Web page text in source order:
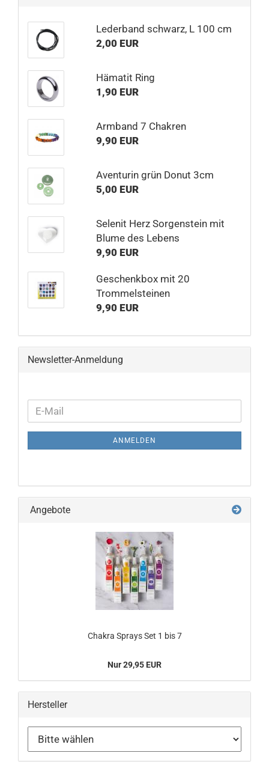
Lederband schwarz, L 100 cm
2,00 EUR
Hämatit Ring
1,90 EUR
Armband 7 Chakren
9,90 EUR
Aventurin grün Donut 3cm
5,00 EUR
Selenit Herz Sorgenstein mit
Blume des Lebens
9,90 EUR
Geschenkbox mit 20
Trommelsteinen
9,90 EUR
Newsletter-Anmeldung
WEITER
ZUR
NEWSLETTER-
ANMELDUNG
E-
ANMELDEN
Angebote
Chakra Sprays Set 1 bis 7
Nur 29,95 EUR
Hersteller